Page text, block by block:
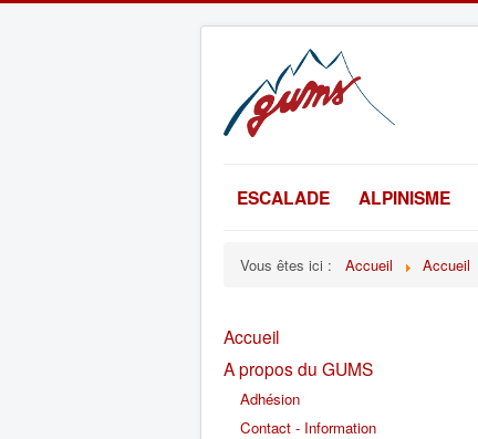
ESCALADE ALPINISME
Vous êtes ici : Accueil Accueil
Accueil
A propos du GUMS
Adhésion
Contact - Information